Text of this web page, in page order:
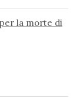
la morte di